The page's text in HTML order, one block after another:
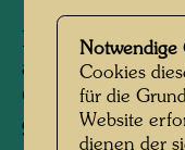
190 Hektar
Nordinsel, an der
auf dem eine
Generationen
gezüchtet hatte
Notwendige
Cookies
für die
Website
dienen der